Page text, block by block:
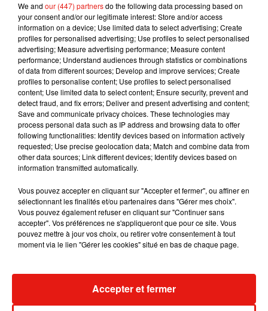
7 août 2026
Julien Lieb s’essaye à la vie de chatelain
dans son nouveau clip
7 août 2026
Madonna sort enfin le remix de « Love
Sensation » avec Kylie Minogue
Tayc et Didi B dévoilent le single le plus
Angèle et Amélie Lens dévoilent leur
We and our (447) partnersdo the following data processing based on
your consent and/or our legitimate interest: Store and/or access
information on a device; Use limited data to select advertising; Create
profiles for personalised advertising; Use profiles to select personalised
advertising; Measure advertising performance; Measure content
performance; Understand audiences through statistics or combinations
of data from different sources; Develop and improve services; Create
profiles to personalise content; Use profiles to select personalised
content; Use limited data to select content; Ensure security, prevent and
detect fraud, and fix errors; Deliver and present advertising and content;
Save and communicate privacy choices. These technologies may
process personal data such as IP address and browsing data to offer
following functionalities: Identify devices based on information actively
requested; Use precise geolocation data; Match and combine data from
other data sources; Link different devices; Identify devices based on
information transmitted automatically.
Vous pouvez accepter en cliquant sur "Accepter et fermer", ou affiner en
sélectionnant les finalités et/ou partenaires dans "Gérer mes choix".
Vous pouvez également refuser en cliquant sur "Continuer sans
accepter". Vos préférences ne s'appliqueront que pour ce site. Vous
pouvez mettre à jour vos choix, ou retirer votre consentement à tout
moment via le lien "Gérer les cookies" situé en bas de chaque page.
Accepter et fermer